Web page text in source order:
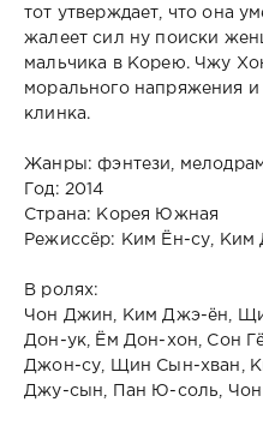
тот утверждает, что она
жалеет сил ну поиски
мальчика в Корею. Чжу
морального напряжения и
клинка.
Жанры: фэнтези,
Год: 2014
Страна: Корея Южная
Режиссёр: Ким Ён-су, Ким
В ролях:
Чон Джин, Ким Джэ-ён,
Дон-ук, Ём Дон-хон, Сон
Джон-су, Щин Сын-хван,
Джу-сын, Пан Ю-соль,